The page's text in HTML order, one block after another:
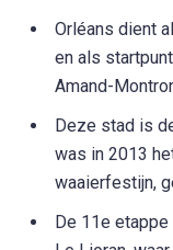
Orléans dient
en als
Amand-
Deze stad is
was in 2013
waaierfestijn,
De 11e